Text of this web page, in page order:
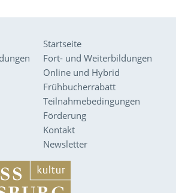
Startseite
Fort- und Weiterbildungen
Online und Hybrid
Frühbucherrabatt
Teilnahmebedingungen
Förderung
Kontakt
Newsletter